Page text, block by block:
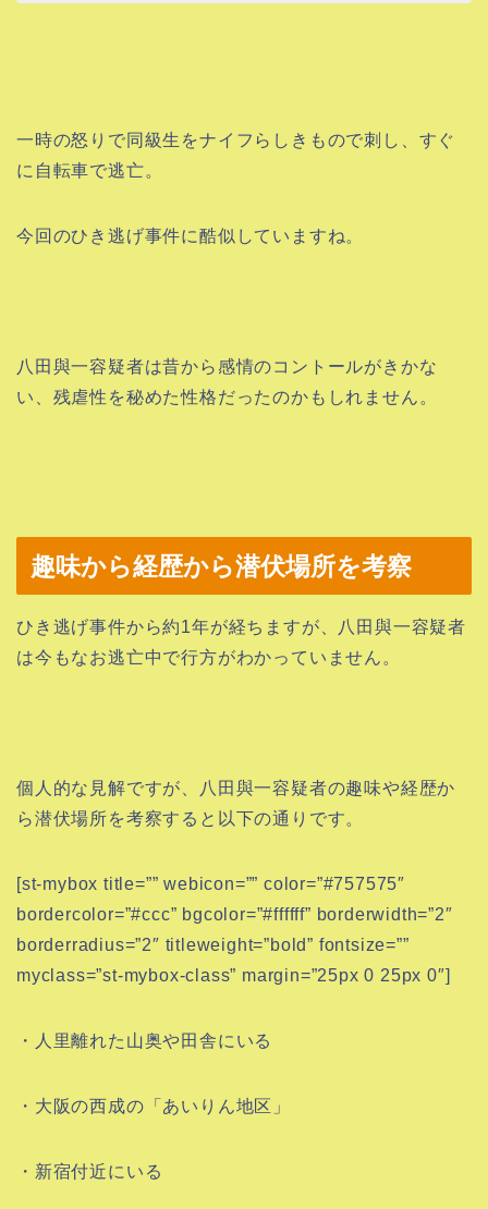
一時の怒りで同級生をナイフらしきもので刺し、すぐ
に自転車で逃亡。
今回のひき逃げ事件に酷似していますね。
八田與一容疑者は昔から感情のコントールがきかな
い、残虐性を秘めた性格だったのかもしれません。
趣味から経歴から潜伏場所を考察
ひき逃げ事件から約1年が経ちますが、八田與一容疑者
は今もなお逃亡中で行方がわかっていません。
個人的な見解ですが、八田與一容疑者の趣味や経歴か
ら潜伏場所を考察すると以下の通りです。
[st-mybox title=”” webicon=”” color=”#757575″
bordercolor=”#ccc” bgcolor=”#ffffff” borderwidth=”2″
borderradius=”2″ titleweight=”bold” fontsize=””
myclass=”st-mybox-class” margin=”25px 0 25px 0″]
・人里離れた山奥や田舎にいる
・大阪の西成の「あいりん地区」
・新宿付近にいる